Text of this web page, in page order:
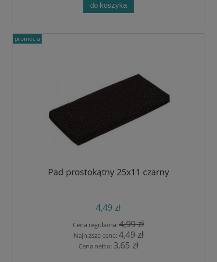
do koszyka
Pad prostokątny 25x11 czarny
4,49 zł
Cena regularna:4,99 zł
Najniższa cena:4,49 zł
Cena netto: 3,65 zł
promocja